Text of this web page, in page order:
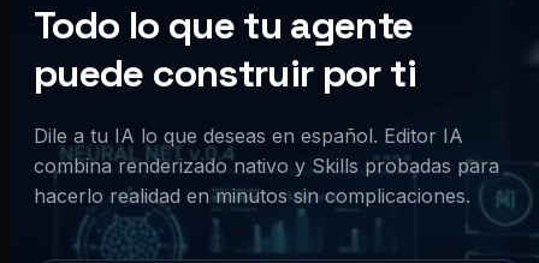
Todo lo que tu agente
puede construir por ti
Dile a tu IA lo que deseas en español. Editor IA
combina renderizado nativo y Skills probadas para
hacerlo realidad en minutos sin complicaciones.